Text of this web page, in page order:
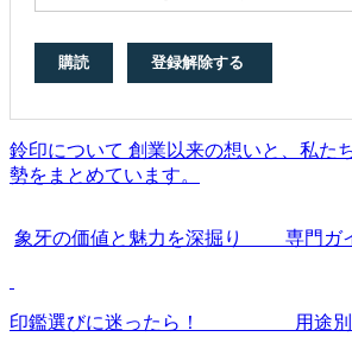
鈴印について 創業以来の想いと、私た
勢をまとめています。
象牙の価値と魅力を深掘り 専門ガ
印鑑選びに迷ったら！ 用途別・